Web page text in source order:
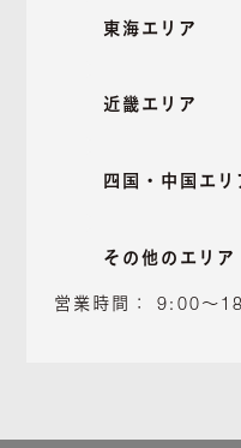
東海エリ
近畿エリ
四国・中国エリ
その他のエリ
営業時間： 9:00～